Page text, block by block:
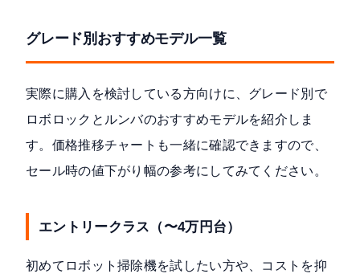
グレード別おすすめモデル一覧
実際に購入を検討している方向けに、グレード別で
ロボロックとルンバのおすすめモデルを紹介しま
す。価格推移チャートも一緒に確認できますので、
セール時の値下がり幅の参考にしてみてください。
エントリークラス（〜4万円台）
初めてロボット掃除機を試したい方や、コストを抑